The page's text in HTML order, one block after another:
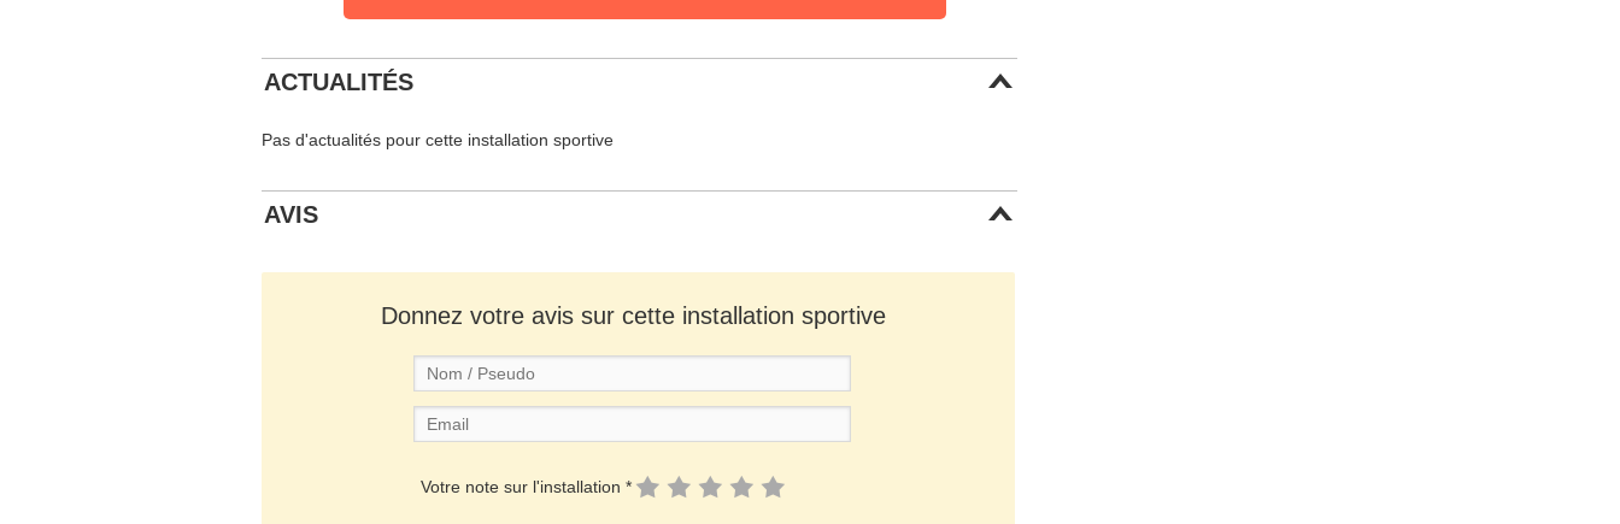
ACTUALITÉS
Pas d'actualités pour cette installation sportive
AVIS
Donnez votre avis sur cette installation sportive
Votre note sur l'installation *